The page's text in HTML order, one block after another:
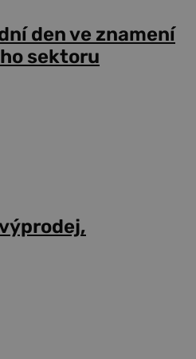
den ve znamení
sektoru